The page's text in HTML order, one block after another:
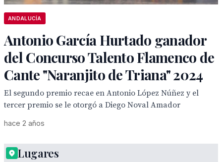
ANDALUCÍA
Antonio García Hurtado ganador
del Concurso Talento Flamenco de
Cante "Naranjito de Triana" 2024
El segundo premio recae en Antonio López Núñez y el
tercer premio se le otorgó a Diego Noval Amador
hace 2 años
Lugares